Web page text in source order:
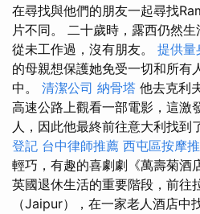
在尋找與他們的朋友一起尋找
片不同。 二十歲時，露西仍然生
從未工作過，沒有朋友。 提供量
的母親想保護她免受一切和所有
中。 清潔公司 納骨塔 他去克利
高速公路上觀看一部電影，這激
人，因此他最終前往意大利找到
登記 台中律師推薦 西屯區按摩
輕巧，有趣的喜劇劇《萬壽菊酒
英國退休生活的重要階段，前往
（Jaipur），在一家老人酒店中